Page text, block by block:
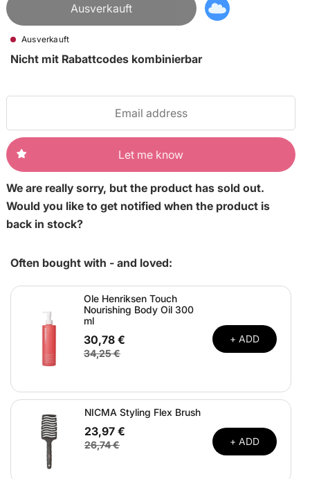
Ausverkauft
Ausverkauft
Nicht mit Rabattcodes kombinierbar
Let me know
We are really sorry, but the product has sold out.
Would you like to get notified when the product is
back in stock?
Often bought with - and loved:
Ole Henriksen Touch
Nourishing Body Oil 300
ml
30,78 €
34,25 €
+ ADD
NICMA Styling Flex Brush
23,97 €
26,74 € + ADD